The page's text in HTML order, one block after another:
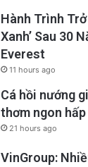
Hành Trình
Xanh’ Sau 30
Everest
11 hours ago
Cá hồi nướng
thơm ngon hấp
21 hours ago
VinGroup: